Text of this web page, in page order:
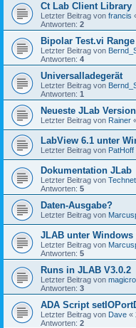
Ct Lab Client Library
Letzter Beitrag von francis
Antworten: 2
Bipolar Test.vi
Letzter Beitrag von
Antworten: 4
Universalladegerät
Letzter Beitrag von
Antworten: 1
Neueste JLab
Letzter Beitrag von Rainer
LabView 6.1 unter
Letzter Beitrag von PatHoff
Dokumentation JLab
Letzter Beitrag von
Antworten: 5
Daten-Ausgabe?
Letzter Beitrag von
JLAB unter
Letzter Beitrag von
Antworten: 5
Runs in JLAB V3.0.2
Letzter Beitrag von
Antworten: 3
ADA Script
Letzter Beitrag von Dave «
Antworten: 2